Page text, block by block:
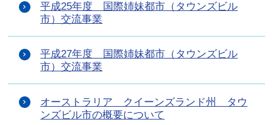
平成25年度 国際姉妹都市（タウンズビル
市）交流事業
平成27年度 国際姉妹都市（タウンズビル
市）交流事業
オーストラリア クイーンズランド州 タウ
ンズビル市の概要について